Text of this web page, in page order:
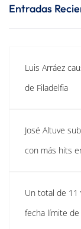
Entradas
Luis Arráez
de Filadelfia
José Altuve
con más hits
Un total de 11
fecha límite de